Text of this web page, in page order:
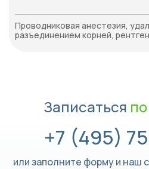
Проводниковая анестезия,
разъединением корней, рентген
Записаться
+7 (495)
или заполните форму и наш